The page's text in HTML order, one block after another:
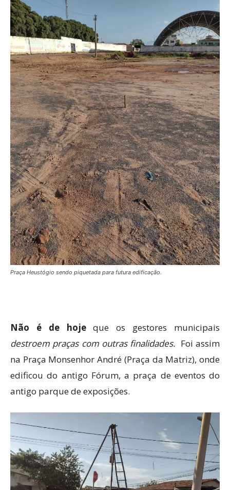
Praça Heustógio sendo piquetada para futura edificação.
Não é de hojeque os gestores municipais
destroem praças com outras finalidades. Foi assim
na Praça Monsenhor André (Praça da Matriz), onde
edificou do antigo Fórum, a praça de eventos do
antigo parque de exposições.